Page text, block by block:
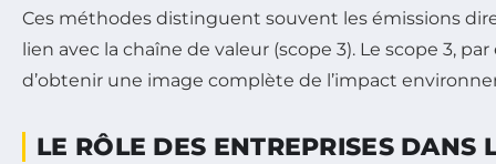
Ces méthodes distinguent souvent les émissions
lien avec la chaîne de valeur (scope 3). Le scope 3,
d’obtenir une image complète de l’impact
LE RÔLE DES ENTREPRISES DANS